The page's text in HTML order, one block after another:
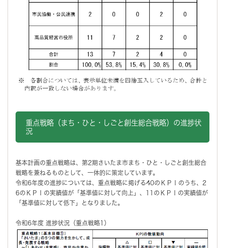
重点戦略（まち・ひと・しごと創生総合戦略）の進捗状
況
基本計画の重点戦略は、第2期さいたま市まち・ひと・しごと創生総合
戦略を兼ねるものとして、一体的に策定しています。
令和6年度の進捗については、重点戦略に掲げる40のＫＰＩのうち、2
6のＫＰＩの実績値が「基準値に対して向上」、11のＫＰＩの実績値が
「基準値に対して低下」となりました。
令和6年度 進捗状況（重点戦略1）